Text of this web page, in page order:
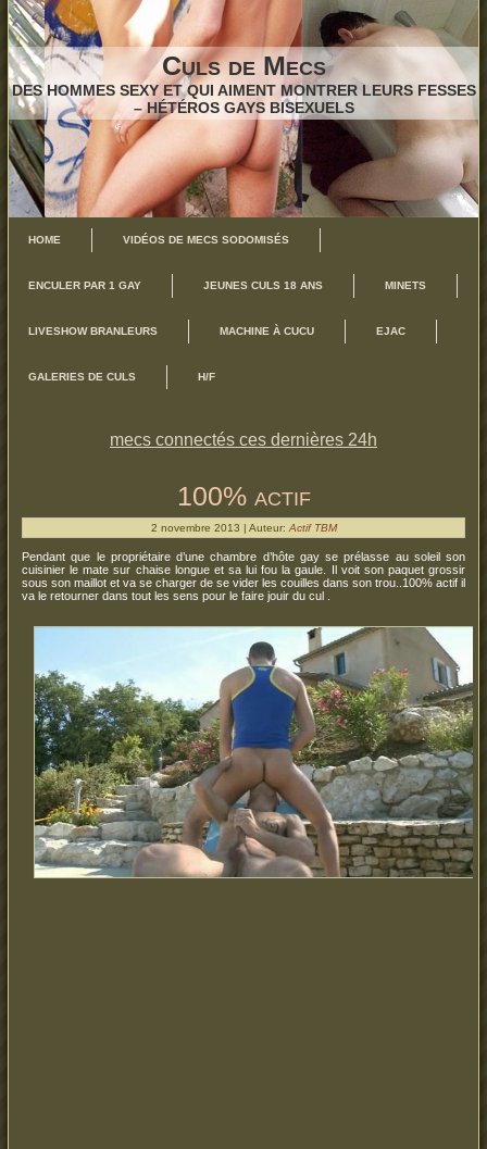
Culs de Mecs
DES HOMMES SEXY ET QUI AIMENT MONTRER LEURS FESSES
– HÉTÉROS GAYS BISEXUELS
HOME VIDÉOS DE MECS SODOMISÉS
ENCULER PAR 1 GAY JEUNES CULS 18 ANS MINETS
LIVESHOW BRANLEURS MACHINE À CUCU EJAC
GALERIES DE CULS H/F
mecs connectés ces dernières 24h
100% actif
2 novembre 2013 | Auteur: Actif TBM
Pendant que le propriétaire d’une chambre d’hôte gay se prélasse au soleil son
cuisinier le mate sur chaise longue et sa lui fou la gaule. Il voit son paquet grossir
sous son maillot et va se charger de se vider les couilles dans son trou..100% actif il
va le retourner dans tout les sens pour le faire jouir du cul .